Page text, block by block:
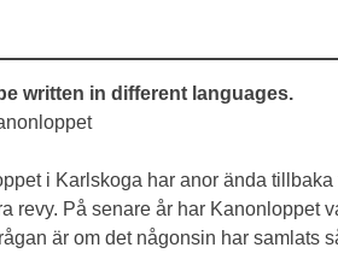
written in different languages.
i Karlskoga har anor ända
revy. På senare år har Kanonloppet
är om det någonsin har samlats